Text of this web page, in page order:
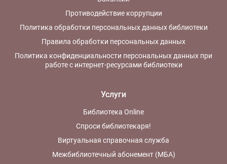
Противодействие коррупции
Политика обработки персональных данных библиотеки
Правила обработки персональных данных
Политика конфиденциальности персональных данных при
работе с интернет-ресурсами библиотеки
Услуги
Библиотека Online
Спроси библиотекаря!
Виртуальная справочная служба
Межбиблиотечный абонемент (МБА)